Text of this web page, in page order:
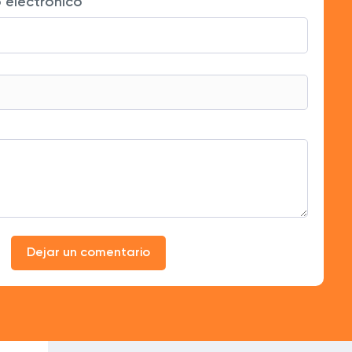
cuenta de Instagram.
cumple lo prometido.
¡Lo recomiendo!
Dejar un comentario